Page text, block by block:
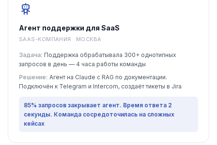
Агент поддержки для SaaS
SAAS-КОМПАНИЯ · МОСКВА
Задача: Поддержка обрабатывала 300+ однотипных
запросов в день — 4 часа работы команды
Решение: Агент на Claude с RAG по документации.
Подключён к Telegram и Intercom, создаёт тикеты в Jira
85% запросов закрывает агент. Время ответа 2
секунды. Команда сосредоточилась на сложных
кейсах